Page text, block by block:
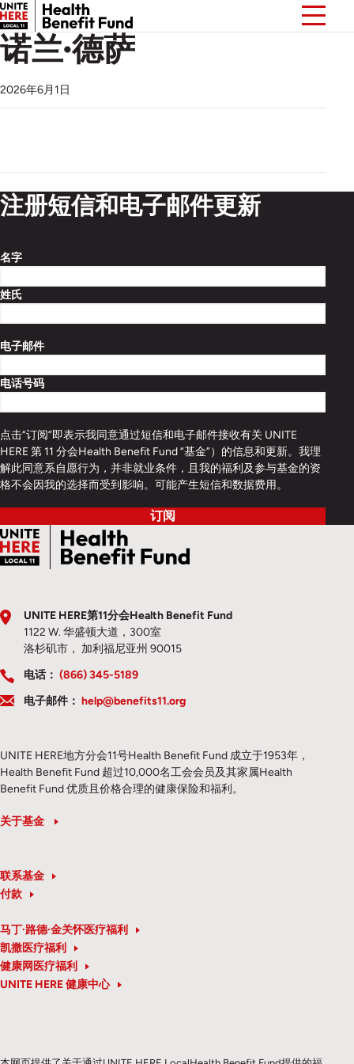
诺兰·德萨
2026年6月1日
注册短信和电子邮件更新
名字
姓氏
电子邮件
电话号码
点击“订阅”即表示我同意通过短信和电子邮件接收有关 UNITE
HERE 第 11 分会Health Benefit Fund “基金”）的信息和更新。我理
解此同意系自愿行为，并非就业条件，且我的福利及参与基金的资
格不会因我的选择而受到影响。可能产生短信和数据费用。
订阅
UNITE HERE第11分会Health Benefit Fund
1122 W. 华盛顿大道，300室
洛杉矶市， 加利福尼亚州 90015
电话： (866) 345-5189
电子邮件： help@benefits11.org
UNITE HERE地方分会11号Health Benefit Fund 成立于1953年，
Health Benefit Fund 超过10,000名工会会员及其家属Health
Benefit Fund 优质且价格合理的健康保险和福利。
关于基金
联系基金
付款
马丁·路德·金关怀医疗福利
凯撒医疗福利
健康网医疗福利
UNITE HERE 健康中心